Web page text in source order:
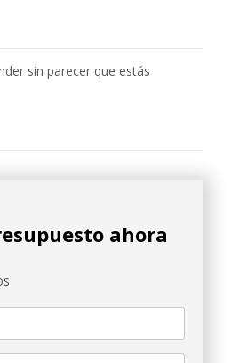
sin parecer que estás